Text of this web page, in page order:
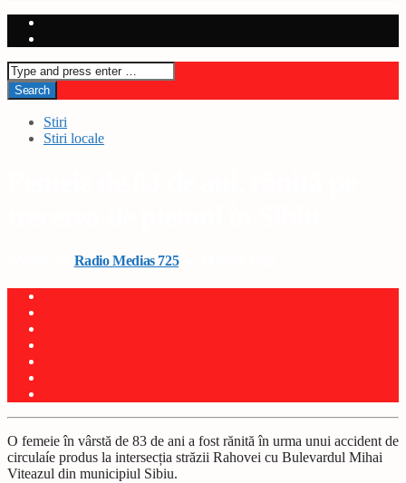
Stiri
Stiri locale
Radio Medias 725on 19 iunie 2026
O femeie în vârstă de 83 de ani a fost rănită în urma unui accident de
circulaíe produs la intersecția străzii Rahovei cu Bulevardul Mihai
Viteazul din municipiul Sibiu.